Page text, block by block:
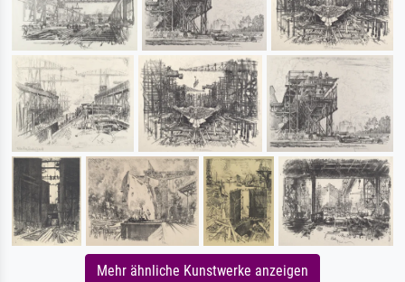
Mehr ähnliche Kunstwerke anzeigen